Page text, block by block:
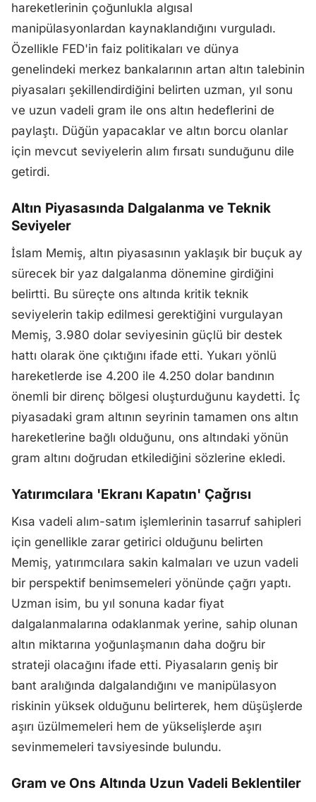
hareketlerinin çoğunlukla algısal
manipülasyonlardan kaynaklandığını vurguladı.
Özellikle FED'in faiz politikaları ve dünya
genelindeki merkez bankalarının artan altın talebinin
piyasaları şekillendirdiğini belirten uzman, yıl sonu
ve uzun vadeli gram ile ons altın hedeflerini de
paylaştı. Düğün yapacaklar ve altın borcu olanlar
için mevcut seviyelerin alım fırsatı sunduğunu dile
getirdi.
Altın Piyasasında Dalgalanma ve Teknik
Seviyeler
İslam Memiş, altın piyasasının yaklaşık bir buçuk ay
sürecek bir yaz dalgalanma dönemine girdiğini
belirtti. Bu süreçte ons altında kritik teknik
seviyelerin takip edilmesi gerektiğini vurgulayan
Memiş, 3.980 dolar seviyesinin güçlü bir destek
hattı olarak öne çıktığını ifade etti. Yukarı yönlü
hareketlerde ise 4.200 ile 4.250 dolar bandının
önemli bir direnç bölgesi oluşturduğunu kaydetti. İç
piyasadaki gram altının seyrinin tamamen ons altın
hareketlerine bağlı olduğunu, ons altındaki yönün
gram altını doğrudan etkilediğini sözlerine ekledi.
Yatırımcılara 'Ekranı Kapatın' Çağrısı
Kısa vadeli alım-satım işlemlerinin tasarruf sahipleri
için genellikle zarar getirici olduğunu belirten
Memiş, yatırımcılara sakin kalmaları ve uzun vadeli
bir perspektif benimsemeleri yönünde çağrı yaptı.
Uzman isim, bu yıl sonuna kadar fiyat
dalgalanmalarına odaklanmak yerine, sahip olunan
altın miktarına yoğunlaşmanın daha doğru bir
strateji olacağını ifade etti. Piyasaların geniş bir
bant aralığında dalgalandığını ve manipülasyon
riskinin yüksek olduğunu belirterek, hem düşüşlerde
aşırı üzülmemeleri hem de yükselişlerde aşırı
sevinmemeleri tavsiyesinde bulundu.
Gram ve Ons Altında Uzun Vadeli Beklentiler